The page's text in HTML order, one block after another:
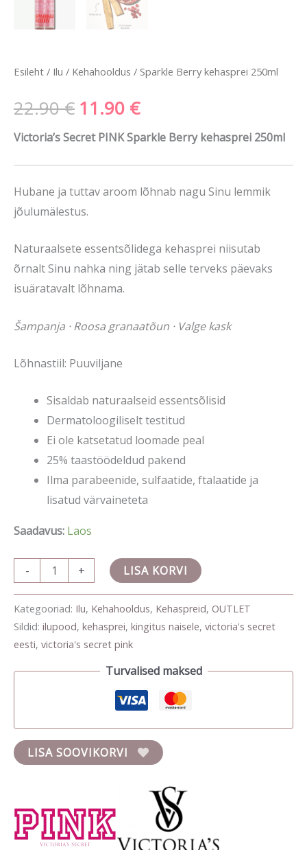
Esileht / Ilu / Kehahooldus / Sparkle Berry kehasprei 250ml
22.90€ 11.90 €
Victoria’s Secret PINK Sparkle Berry kehasprei 250ml
Hubane ja tuttav aroom lõhnab nagu Sinu lemmik
jõulumälestus.
Naturaalsete essentsõlidega kehasprei niisutab
õrnalt Sinu nahka ning jätab selle terveks päevaks
isuäratavalt lõhnama.
Šampanja · Roosa granaatõun · Valge kask
Lõhnastiil: Puuviljane
Sisaldab naturaalseid essentsõlisid
Dermatoloogiliselt testitud
Ei ole katsetatud loomade peal
25% taastöödeldud pakend
Ilma parabeenide, sulfaatide, ftalaatide ja
lisatud värvaineteta
Saadavus: Laos
- + LISA KORVI
Kategooriad: Ilu, Kehahooldus, Kehaspreid, OUTLET
Sildid: ilupood, kehasprei, kingitus naisele, victoria's secret
eesti, victoria's secret pink
Turvalised maksed
LISA SOOVIKORVI